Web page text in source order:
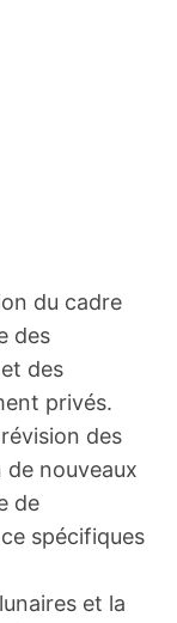
du cadre
des
des
privés.
des
de nouveaux
de
spécifiques
et la